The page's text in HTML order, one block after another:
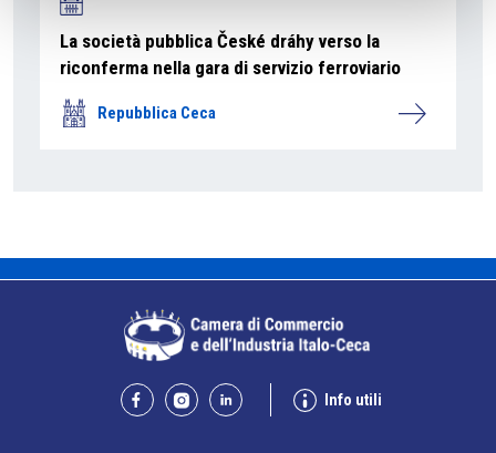
La società pubblica České dráhy verso la
riconferma nella gara di servizio ferroviario
Repubblica Ceca
Info utili